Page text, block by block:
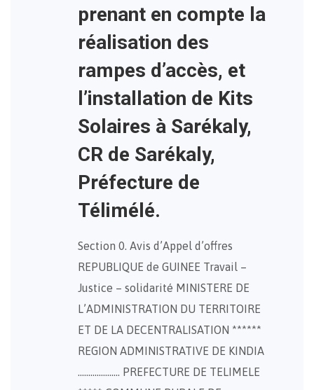
prenant en compte la
réalisation des
rampes d’accès, et
l’installation de Kits
Solaires à Sarékaly,
CR de Sarékaly,
Préfecture de
Télimélé.
Section 0. Avis d’Appel d’offres
REPUBLIQUE de GUINEE Travail –
Justice – solidarité MINISTERE DE
L’ADMINISTRATION DU TERRITOIRE
ET DE LA DECENTRALISATION ******
REGION ADMINISTRATIVE DE KINDIA
……………….. PREFECTURE DE TELIMELE